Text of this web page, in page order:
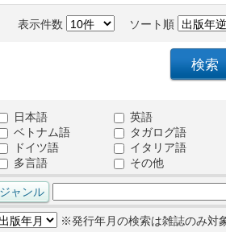
表示件数 ソート順
日本語
英語
ベトナム語
タガログ語
ドイツ語
イタリア語
多言語
その他
※発行年月の検索は雑誌のみ対